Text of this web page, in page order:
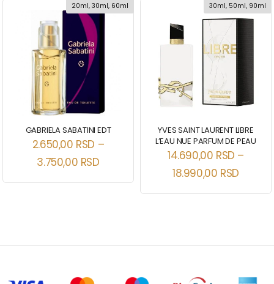
20ml, 30ml, 60ml
GABRIELA SABATINI EDT
2.650,00 RSD –
3.750,00 RSD
30ml, 50ml, 90ml
YVES SAINT LAURENT LIBRE
L’EAU NUE PARFUM DE PEAU
14.690,00 RSD –
18.990,00 RSD